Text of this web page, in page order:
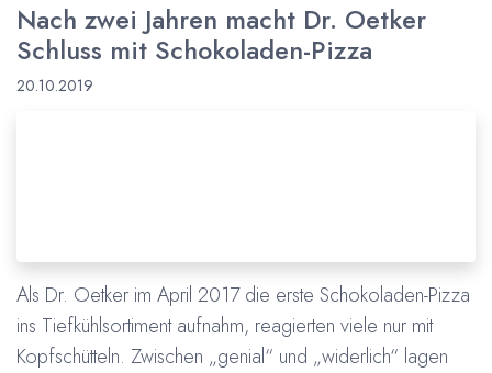
Nach zwei Jahren macht Dr. Oetker
Schluss mit Schokoladen-Pizza
20.10.2019
Als Dr. Oetker im April 2017 die erste Schokoladen-Pizza
ins Tiefkühlsortiment aufnahm, reagierten viele nur mit
Kopfschütteln. Zwischen „genial“ und „widerlich“ lagen